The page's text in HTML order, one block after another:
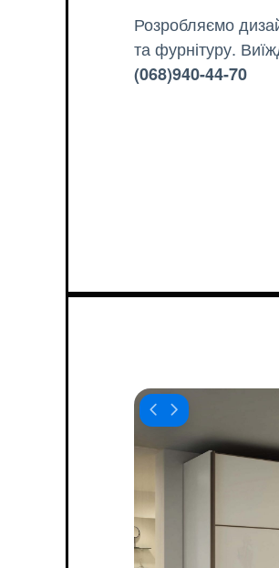
Розробляємо
та фурнітуру.
(068)940-44-70